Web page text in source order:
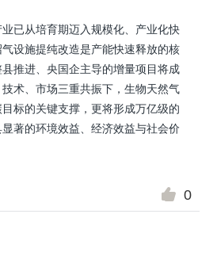
已从培育期迈入规模化、产业化快
设施提纯改造是产能快速释放的核
推进、央国企主导的增量项目将成
术、市场三重共振下，生物天然气
标的关键支撑，更将形成万亿级的
著的环境效益、经济效益与社会价
0